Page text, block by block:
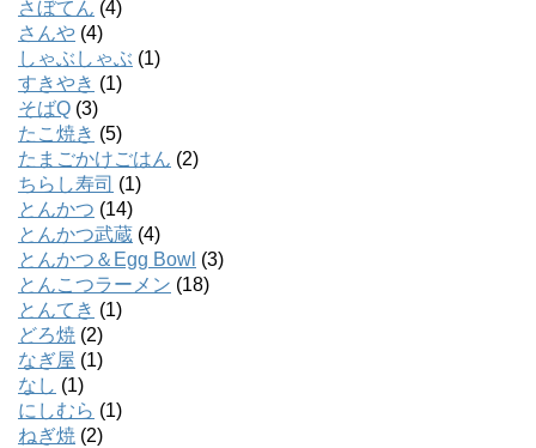
さぼてん (4)
さんや (4)
しゃぶしゃぶ (1)
すきやき (1)
そばQ (3)
たこ焼き (5)
たまごかけごはん (2)
ちらし寿司 (1)
とんかつ (14)
とんかつ武蔵 (4)
とんかつ＆Egg Bowl (3)
とんこつラーメン (18)
とんてき (1)
どろ焼 (2)
なぎ屋 (1)
なし (1)
にしむら (1)
ねぎ焼 (2)